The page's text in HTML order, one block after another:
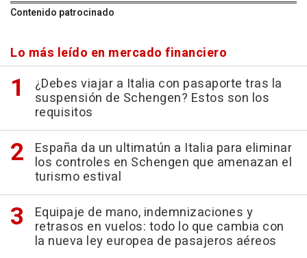
Contenido patrocinado
Lo más leído en mercado financiero
¿Debes viajar a Italia con pasaporte tras la
suspensión de Schengen? Estos son los
requisitos
España da un ultimatún a Italia para eliminar
los controles en Schengen que amenazan el
turismo estival
Equipaje de mano, indemnizaciones y
retrasos en vuelos: todo lo que cambia con
la nueva ley europea de pasajeros aéreos